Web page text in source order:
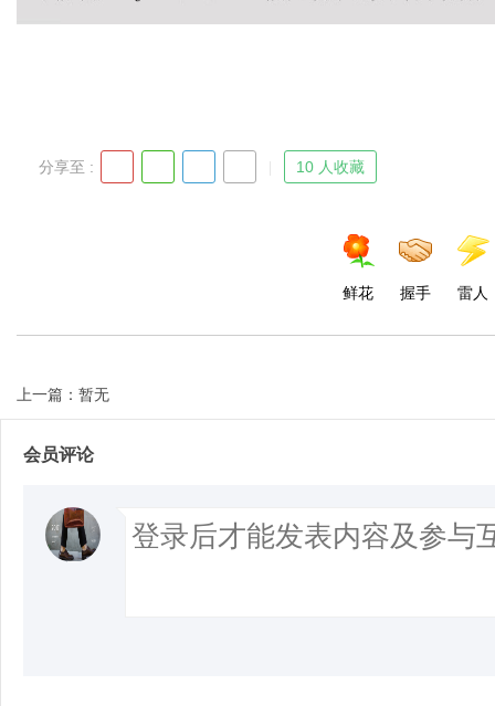
分享至 : 10 人收藏
鲜花 握手 雷人
上一篇：暂无
会员评论